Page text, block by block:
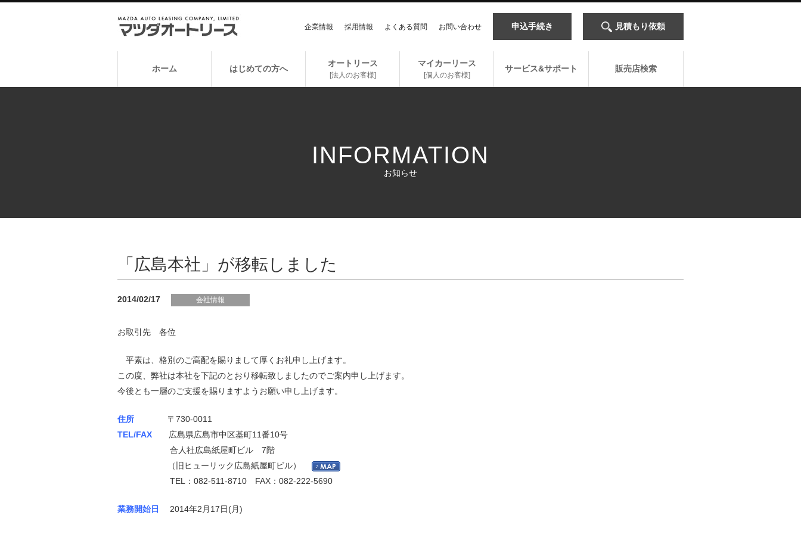
企業情報 採用情報 よくある質問 お問い合わせ 申込手続き 見積もり依頼
ホーム はじめての方へ
オートリース
[法人のお客様]
マイカーリース
[個人のお客様]
サービス&サポート 販売店検索
INFORMATION
お知らせ
「広島本社」が移転しました
2014/02/17 会社情報
お取引先 各位
平素は、格別のご高配を賜りまして厚くお礼申し上げます。
この度、弊社は本社を下記のとおり移転致しましたのでご案内申し上げます。
今後とも一層のご支援を賜りますようお願い申し上げます。
住所
〒730-0011
TEL/FAX 広島県広島市中区基町11番10号
合人社広島紙屋町ビル 7階
（旧ヒューリック広島紙屋町ビル）
TEL：082-511-8710 FAX：082-222-5690
業務開始日 2014年2月17日(月)